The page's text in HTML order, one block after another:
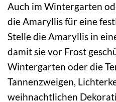
Auch im Wintergarten
die Amaryllis für eine
Stelle die Amaryllis in
damit sie vor Frost
Wintergarten oder die
Tannenzweigen,
weihnachtlichen